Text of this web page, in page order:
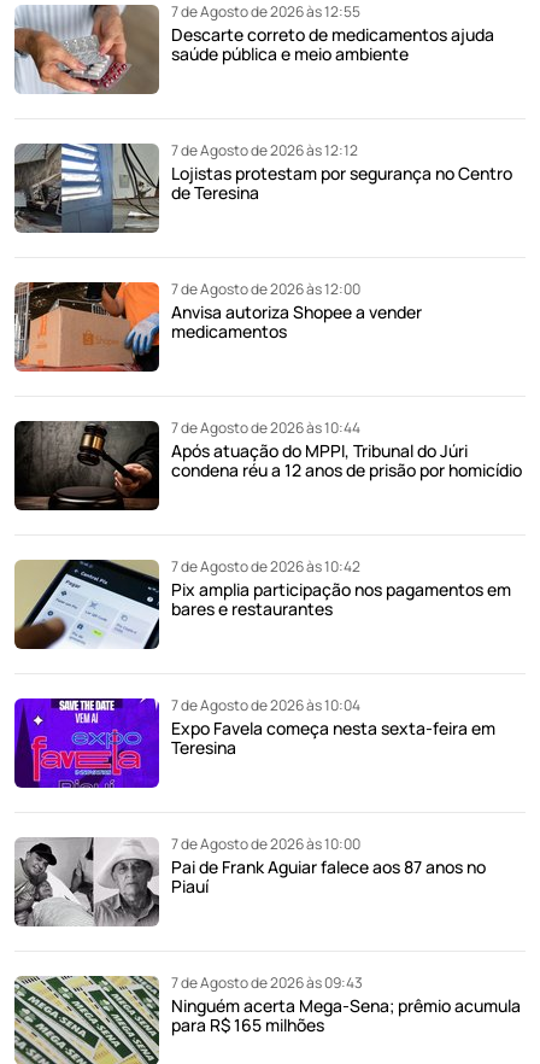
7 de Agosto de 2026 às 12:55
Descarte correto de medicamentos ajuda
saúde pública e meio ambiente
7 de Agosto de 2026 às 12:12
Lojistas protestam por segurança no Centro
de Teresina
7 de Agosto de 2026 às 12:00
Anvisa autoriza Shopee a vender
medicamentos
7 de Agosto de 2026 às 10:44
Após atuação do MPPI, Tribunal do Júri
condena réu a 12 anos de prisão por homicídio
7 de Agosto de 2026 às 10:42
Pix amplia participação nos pagamentos em
bares e restaurantes
7 de Agosto de 2026 às 10:04
Expo Favela começa nesta sexta-feira em
Teresina
7 de Agosto de 2026 às 10:00
Pai de Frank Aguiar falece aos 87 anos no
Piauí
7 de Agosto de 2026 às 09:43
Ninguém acerta Mega-Sena; prêmio acumula
para R$ 165 milhões